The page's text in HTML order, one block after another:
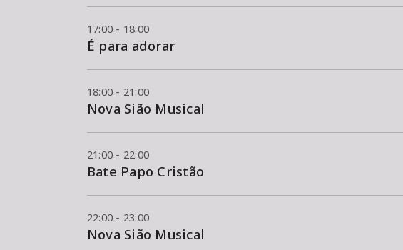
17:00 - 18:00
É para adorar
18:00 - 21:00
Nova Sião Musical
21:00 - 22:00
Bate Papo Cristão
22:00 - 23:00
Nova Sião Musical